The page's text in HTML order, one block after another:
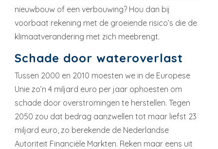
nieuwbouw of een verbouwing? Hou dan bij
voorbaat rekening met de groeiende risico’s die de
klimaatverandering met zich meebrengt.
Schade door wateroverlast
Tussen 2000 en 2010 moesten we in de Europese
Unie zo’n 4 miljard euro per jaar ophoesten om
schade door overstromingen te herstellen. Tegen
2050 zou dat bedrag aanzwellen tot maar liefst 23
miljard euro, zo berekende de Nederlandse
Autoriteit Financiële Markten. Reken maar eens uit